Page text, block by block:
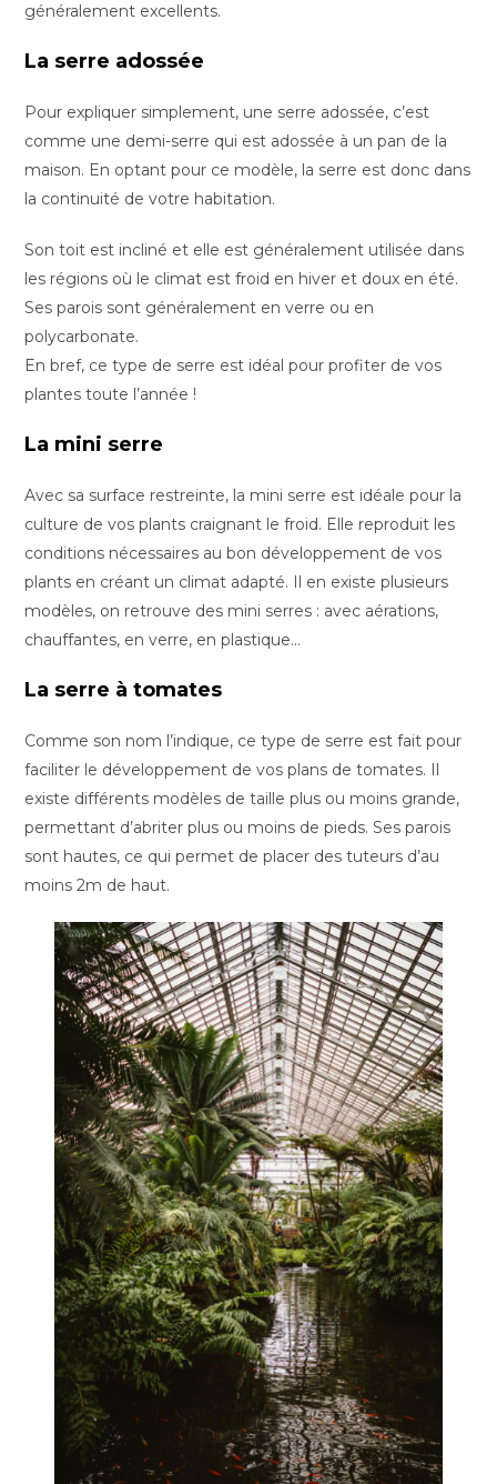
généralement excellents.
La serre adossée
Pour expliquer simplement, une serre adossée, c’est
comme une demi-serre qui est adossée à un pan de la
maison. En optant pour ce modèle, la serre est donc dans
la continuité de votre habitation.
Son toit est incliné et elle est généralement utilisée dans
les régions où le climat est froid en hiver et doux en été.
Ses parois sont généralement en verre ou en
polycarbonate.
En bref, ce type de serre est idéal pour profiter de vos
plantes toute l’année !
La mini serre
Avec sa surface restreinte, la mini serre est idéale pour la
culture de vos plants craignant le froid. Elle reproduit les
conditions nécessaires au bon développement de vos
plants en créant un climat adapté. Il en existe plusieurs
modèles, on retrouve des mini serres : avec aérations,
chauffantes, en verre, en plastique…
La serre à tomates
Comme son nom l’indique, ce type de serre est fait pour
faciliter le développement de vos plans de tomates. Il
existe différents modèles de taille plus ou moins grande,
permettant d’abriter plus ou moins de pieds. Ses parois
sont hautes, ce qui permet de placer des tuteurs d’au
moins 2m de haut.